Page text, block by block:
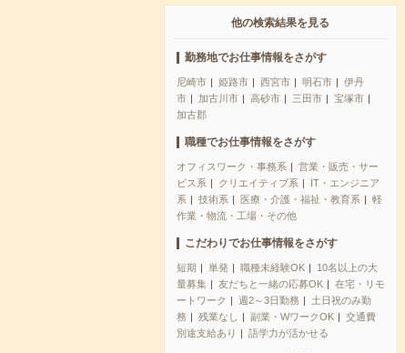
他の検索結果を見る
勤務地でお仕事情報をさがす
尼崎市 姫路市 西宮市 明石市
伊丹
市
加古川市 高砂市 三田市
宝塚市
加古郡
職種でお仕事情報をさがす
オフィスワーク・事務系
営業・販売・サー
ビス系
クリエイティブ系
IT・エンジニア
系
技術系 医療・介護・福祉・教育系
軽
作業・物流・工場・その他
こだわりでお仕事情報をさがす
短期 単発 職種未経験OK
10名以上の大
量募集
友だちと一緒の応募OK
在宅・リモ
ートワーク
週2～3日勤務
土日祝のみ勤
務
残業なし 副業・WワークOK
交通費
別途支給あり
語学力が活かせる